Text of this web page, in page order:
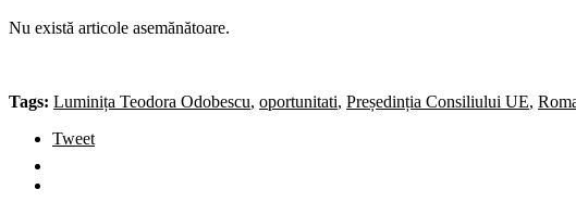
Nu există articole asemănătoare.
Tags: Luminița Teodora Odobescu, oportunitati, Președinția Consiliului UE,
Tweet